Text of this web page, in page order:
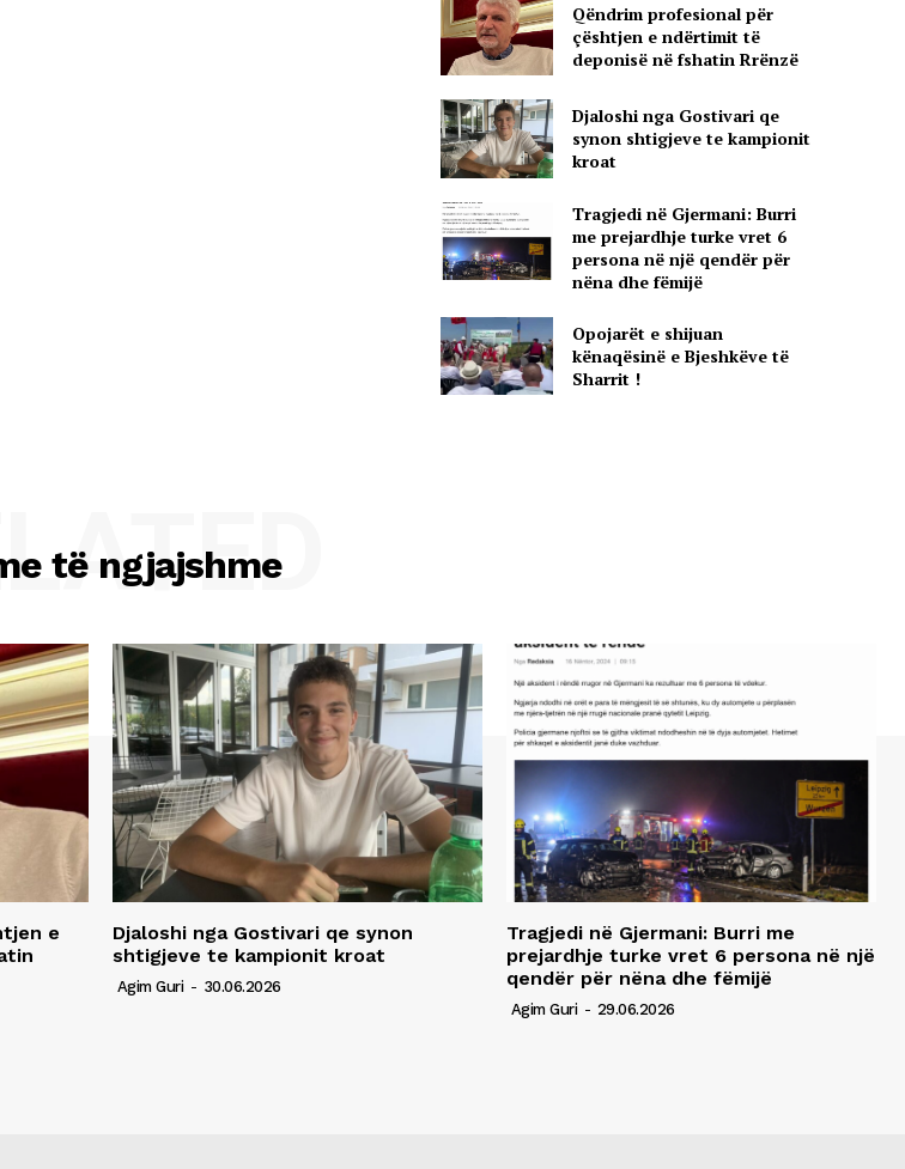
Qëndrim profesional për
çështjen e ndërtimit të
deponisë në fshatin Rrënzë
Djaloshi nga Gostivari qe
synon shtigjeve te kampionit
kroat
Tragjedi në Gjermani: Burri
me prejardhje turke vret 6
persona në një qendër për
nëna dhe fëmijë
Opojarët e shijuan
kënaqësinë e Bjeshkëve të
Sharrit !
të ngjajshme
e
Djaloshi nga Gostivari qe synon
shtigjeve te kampionit kroat
Agim Guri - 30.06.2026
Tragjedi në Gjermani: Burri me
prejardhje turke vret 6 persona në një
qendër për nëna dhe fëmijë
Agim Guri - 29.06.2026